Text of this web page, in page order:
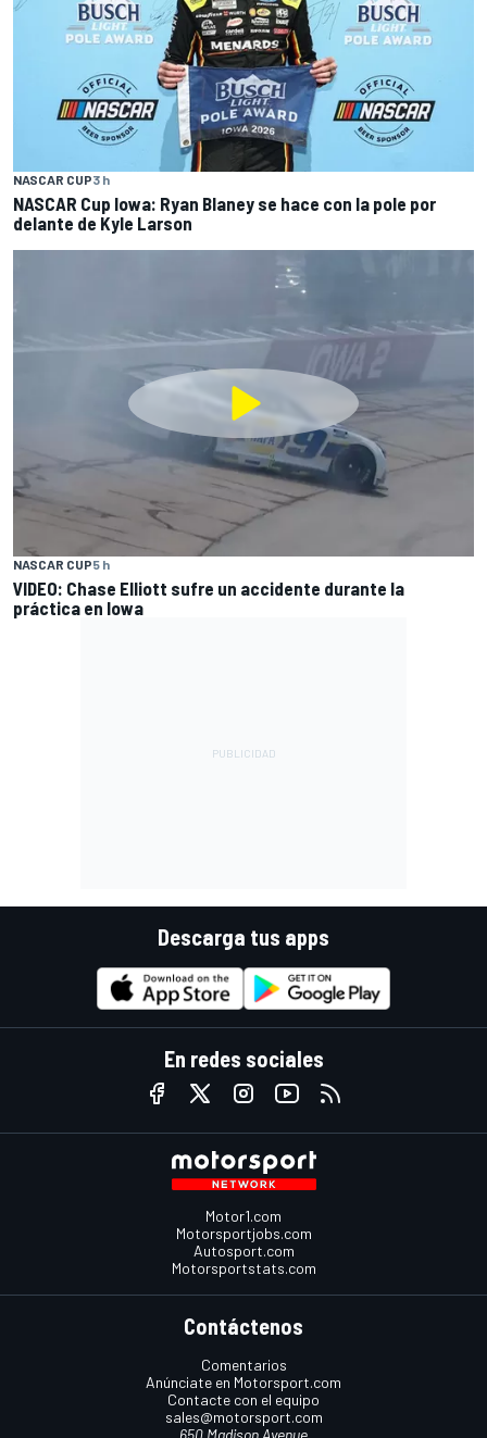
NASCAR CUP3 h
NASCAR Cup Iowa: Ryan Blaney se hace con la pole por
delante de Kyle Larson
NASCAR CUP5 h
VIDEO: Chase Elliott sufre un accidente durante la
práctica en Iowa
Descarga tus apps
En redes sociales
Motor1.com
Motorsportjobs.com
Autosport.com
Motorsportstats.com
Contáctenos
Comentarios
Anúnciate en Motorsport.com
Contacte con el equipo
sales@motorsport.com